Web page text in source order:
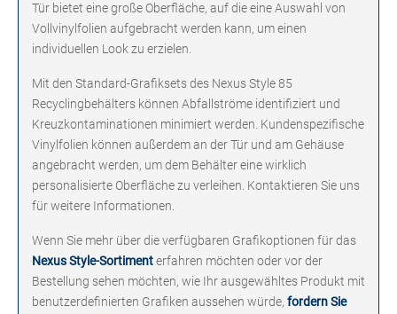
Tür bietet eine große Oberfläche, auf die eine Auswahl von
Vollvinylfolien aufgebracht werden kann, um einen
individuellen Look zu erzielen.
Mit den Standard-Grafiksets des Nexus Style 85
Recyclingbehälters können Abfallströme identifiziert und
Kreuzkontaminationen minimiert werden. Kundenspezifische
Vinylfolien können außerdem an der Tür und am Gehäuse
angebracht werden, um dem Behälter eine wirklich
personalisierte Oberfläche zu verleihen. Kontaktieren Sie uns
für weitere Informationen.
Wenn Sie mehr über die verfügbaren Grafikoptionen für das
Nexus Style-Sortimenterfahren möchten oder vor der
Bestellung sehen möchten, wie Ihr ausgewähltes Produkt mit
benutzerdefinierten Grafiken aussehen würde, fordern Sie